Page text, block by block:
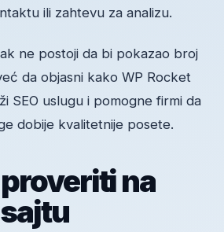
ili zahtevu za analizu.
ne postoji da bi pokazao broj
da objasni kako WP Rocket
SEO uslugu i pomogne firmi da
dobije kvalitetnije posete.
na